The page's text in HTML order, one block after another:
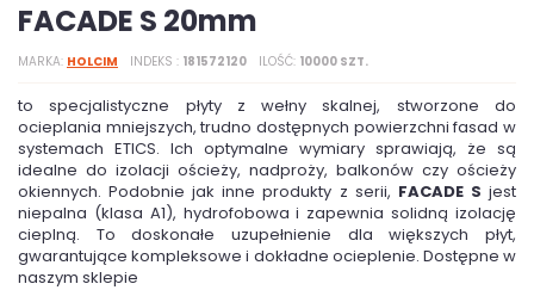
FACADE S 20mm
MARKA HOLCIM INDEKS 181572120 ILOŚĆ 10000 SZT.
to specjalistyczne płyty z wełny skalnej, stworzone do
ocieplania mniejszych, trudno dostępnych powierzchni fasad w
systemach ETICS. Ich optymalne wymiary sprawiają, że są
idealne do izolacji ościeży, nadproży, balkonów czy ościeży
okiennych. Podobnie jak inne produkty z serii, FACADE S jest
niepalna (klasa A1), hydrofobowa i zapewnia solidną izolację
cieplną. To doskonałe uzupełnienie dla większych płyt,
gwarantujące kompleksowe i dokładne ocieplenie. Dostępne w
naszym sklepie